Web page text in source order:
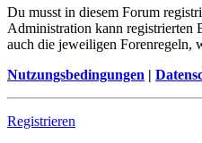
Du musst in diesem Forum
Administration kann registrierten
auch die jeweiligen Forenregeln,
Nutzungsbedingungen |
Registrieren